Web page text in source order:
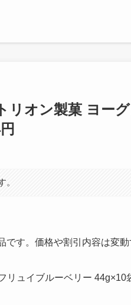
リオン製菓 ヨー
。
す。価格や割引内容は変動
リュイブルーベリー 44g×10